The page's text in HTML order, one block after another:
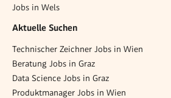
Jobs in Wels
Aktuelle Suchen
Technischer Zeichner Jobs in Wien
Beratung Jobs in Graz
Data Science Jobs in Graz
Produktmanager Jobs in Wien